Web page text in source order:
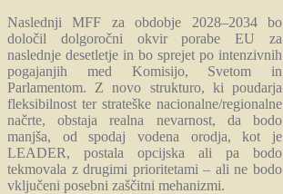
Naslednji MFF za obdobje 2028–2034 bo
določil dolgoročni okvir porabe EU za
naslednje desetletje in bo sprejet po intenzivnih
pogajanjih med Komisijo, Svetom in
Parlamentom. Z novo strukturo, ki poudarja
fleksibilnost ter strateške nacionalne/regionalne
načrte, obstaja realna nevarnost, da bodo
manjša, od spodaj vodena orodja, kot je
LEADER, postala opcijska ali pa bodo
tekmovala z drugimi prioritetami – ali ne bodo
vključeni posebni zaščitni mehanizmi.